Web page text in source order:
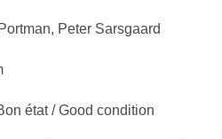
, Peter Sarsgaard
état / Good condition